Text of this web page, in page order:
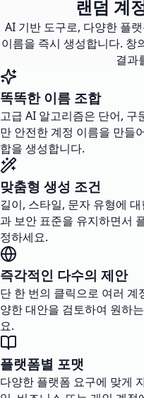
랜덤 계
AI 기반 도구로, 다양한 플
이름을 즉시 생성합니다. 창
결과
똑똑한 이름 조합
고급 AI 알고리즘은 단어, 구
만 안전한 계정 이름을 만들
합을 생성합니다.
맞춤형 생성 조건
길이, 스타일, 문자 유형에
과 보안 표준을 유지하면서
정하세요.
즉각적인 다수의 제안
단 한 번의 클릭으로 여러
양한 대안을 검토하여 원하
요.
플랫폼별 포맷
다양한 플랫폼 요구에 맞게